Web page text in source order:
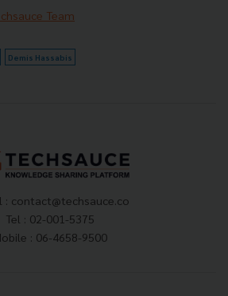
Team
Demis Hassabis
: contact@techsauce.co
Tel : 02-001-5375
: 06-4658-9500